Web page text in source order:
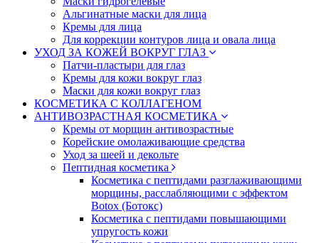
Альгинатные маски для лица
Кремы для лица
Для коррекции контуров лица и овала лица
УХОД ЗА КОЖЕЙ ВОКРУГ ГЛАЗ
Патчи-пластыри для глаз
Кремы для кожи вокруг глаз
Маски для кожи вокруг глаз
КОСМЕТИКА С КОЛЛАГЕНОМ
АНТИВОЗРАСТНАЯ КОСМЕТИКА
Кремы от морщин антивозрастные
Корейские омолаживающие средства
Уход за шеей и декольте
Пептидная косметика
Косметика с пептидами разглаживающими
морщины, расслабляющими с эффектом
Botox (Ботокс)
Косметика с пептидами повышающими
упругость кожи